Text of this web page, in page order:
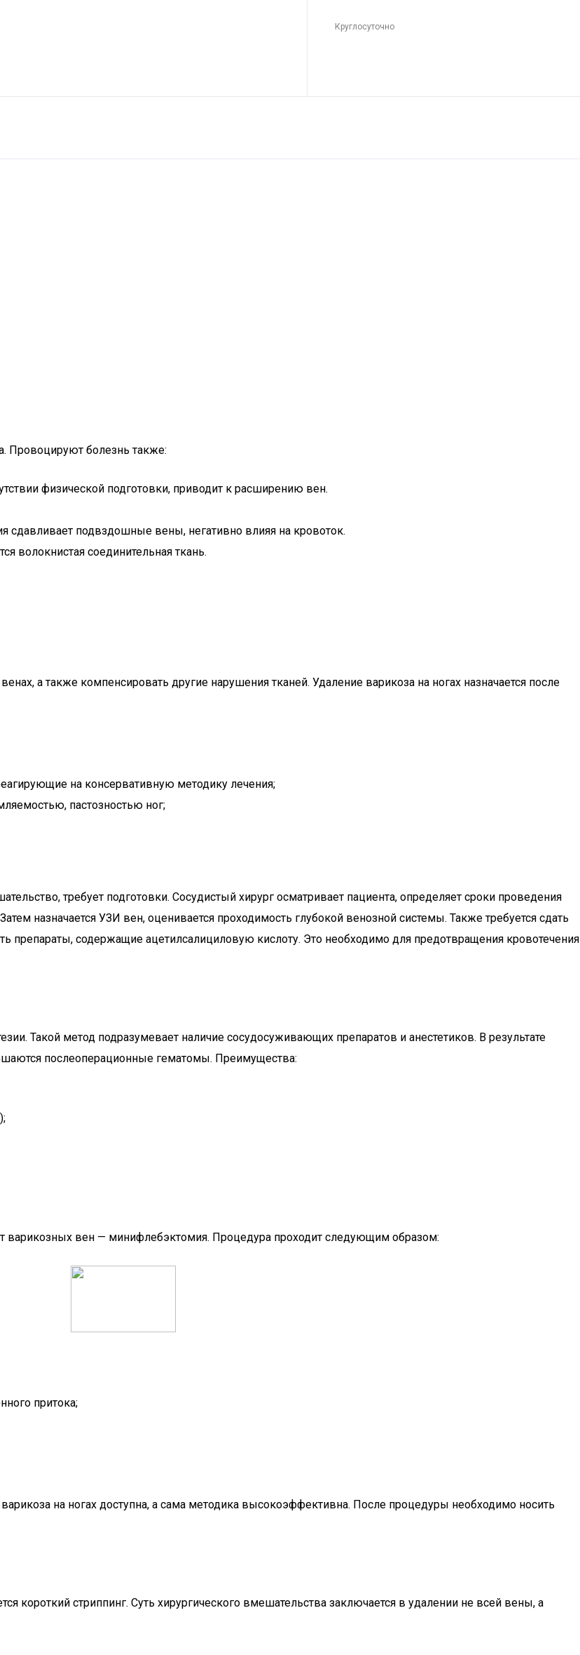
Круглосуточно
Провоцируют болезнь также:
физической подготовки, приводит к расширению вен.
сдавливает подвздошные вены, негативно влияя на кровоток.
волокнистая соединительная ткань.
а также компенсировать другие нарушения тканей. Удаление варикоза на ногах назначается после
на консервативную методику лечения;
пастозностью ног;
требует подготовки. Сосудистый хирург осматривает пациента, определяет сроки проведения
назначается УЗИ вен, оценивается проходимость глубокой венозной системы. Также требуется сдать
препараты, содержащие ацетилсалициловую кислоту. Это необходимо для предотвращения кровотечения
Такой метод подразумевает наличие сосудосуживающих препаратов и анестетиков. В результате
послеоперационные гематомы. Преимущества:
вен — минифлебэктомия. Процедура проходит следующим образом:
притока;
на ногах доступна, а сама методика высокоэффективна. После процедуры необходимо носить
стриппинг. Суть хирургического вмешательства заключается в удалении не всей вены, а